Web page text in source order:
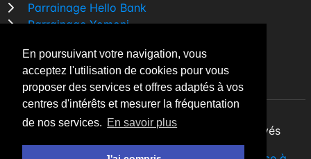
En poursuivant votre navigation, vous
acceptez l'utilisation de cookies pour vous
proposer des services et offres adaptés à vos
centres d'intérêts et mesurer la fréquentation
de nos services. En savoir plus
Parrainage Hello Bank
Parrainage Yomoni
Comparatif banque
By Night v5.7.3| © 2026 - Tous droits réservés